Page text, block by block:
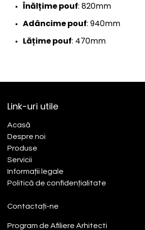
Înălțime pouf: 820mm
Adâncime pouf: 940mm
Lățime pouf: 470mm
Link-uri utile
Acasă​
Despre noi
Produse
Servicii
Informații legale
Politică de confidențialitate
Contactați-ne
Program de Afiliere Arhitecti